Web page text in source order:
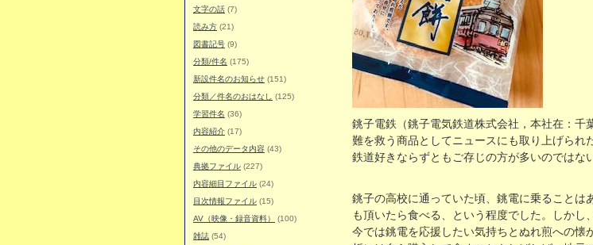
文字の話 (7)
読み方 (21)
図書記号 (9)
分類/件名 (175)
新設件名のお知らせ (151)
分類／件名のおはなし
(125)
学習件名 (36)
内容紹介 (17)
その他のデータ内容 (43)
典拠ファイル (227)
内容細目ファイル (24)
目次情報ファイル (15)
AV（映像・録音資料）
(100)
雑誌 (54)
銚子電鉄（銚子電気鉄道株式会社，本社在：千
難を救う商品としてニュースにも取り上げられ
鉄道好きならずともご存じの方が多いのではな
銚子の高校に通っていた頃、銚電に乗ることは
も頂いたら食べる、という程度でした。しかし
今では銚電を応援したい気持ちとぬれ煎への懐